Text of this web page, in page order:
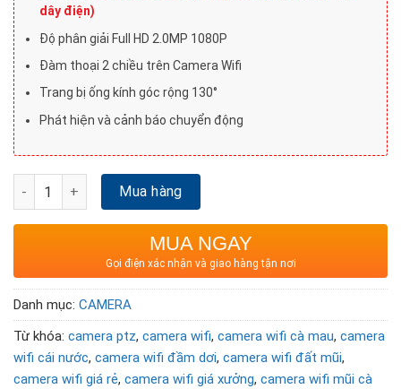
dây điện)
Độ phân giải Full HD 2.0MP 1080P
Đàm thoại 2 chiều trên Camera Wifi
Trang bị ống kính góc rộng 130°
Phát hiện và cảnh báo chuyển động
Camera Wifi quay quét trong nhà 2MP DAHUA DH-H2AE số
Mua hàng
MUA NGAY
Gọi điện xác nhận và giao hàng tận nơi
Danh mục: CAMERA
Từ khóa: camera ptz, camera wifi, camera wifi cà mau, camera
wifi cái nước, camera wifi đầm dơi, camera wifi đất mũi,
camera wifi giá rẻ, camera wifi giá xưởng, camera wifi mũi cà